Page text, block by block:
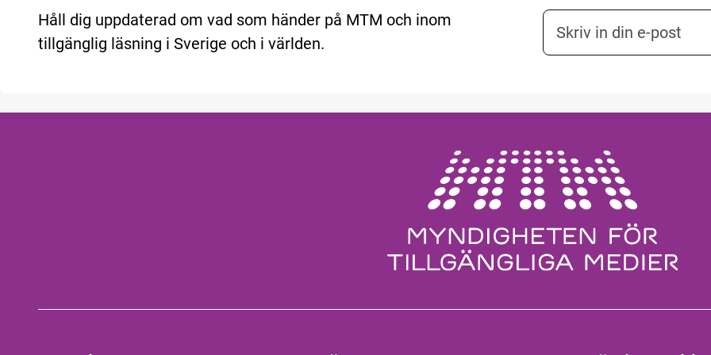
Håll dig uppdaterad om vad som händer på MTM och inom
tillgänglig läsning i Sverige och i världen.
E-postadress